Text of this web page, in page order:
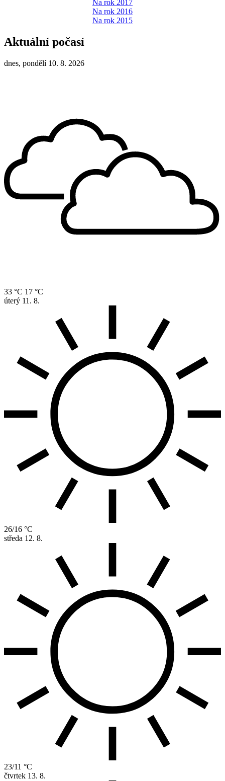
Na rok 2017
Na rok 2016
Na rok 2015
Aktuální počasí
dnes, pondělí 10. 8. 2026
33 °C 17 °C
úterý 11. 8.
26/16 °C
středa 12. 8.
23/11 °C
čtvrtek 13. 8.